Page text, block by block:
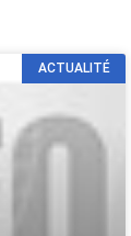
ACTUALITÉ